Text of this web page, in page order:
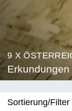
9 X
Sortierung/Filter